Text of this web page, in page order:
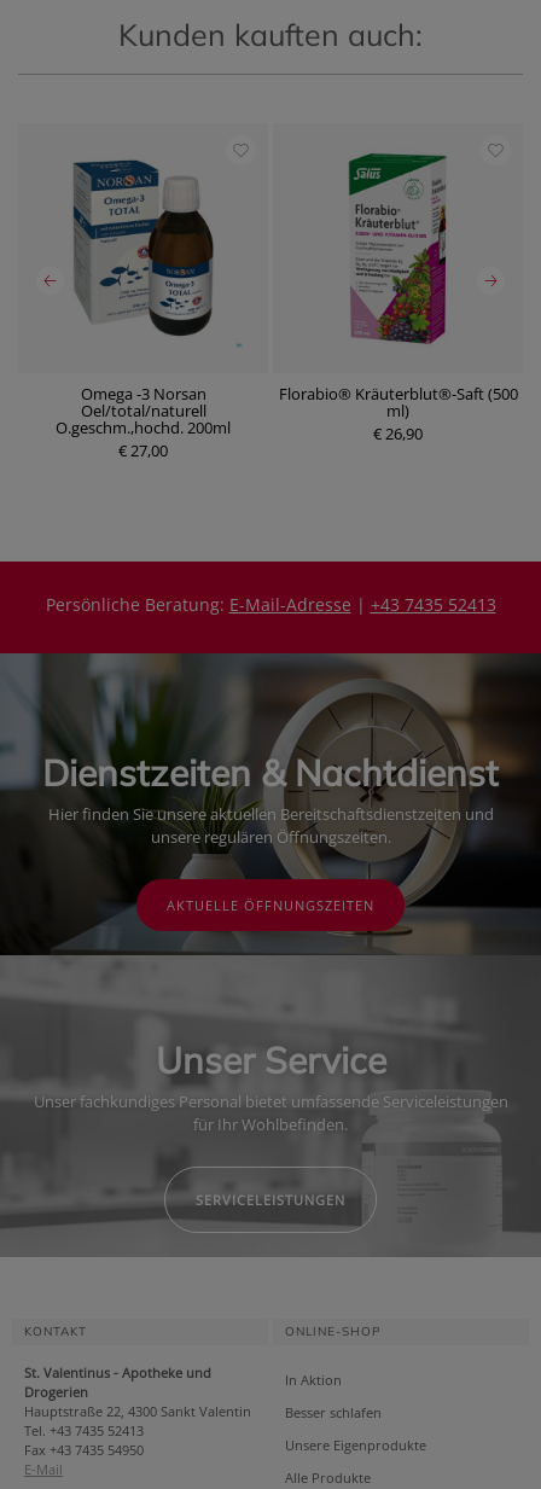
Kunden kauften auch:
Omega -3 Norsan
Oel/total/naturell
O.geschm.,hochd. 200ml
€ 27,00
Florabio® Kräuterblut®-Saft (500
ml)
€ 26,90
P
r
Persönliche Beratung: E-Mail-Adresse | +43 7435 52413
Dienstzeiten & Nachtdienst
Hier finden Sie unsere aktuellen Bereitschaftsdienstzeiten und
unsere regulären Öffnungszeiten.
AKTUELLE ÖFFNUNGSZEITEN
Unser Service
Unser fachkundiges Personal bietet umfassende Serviceleistungen
für Ihr Wohlbefinden.
SERVICELEISTUNGEN
KONTAKT
St. Valentinus - Apotheke und
Drogerien
Hauptstraße 22, 4300 Sankt Valentin
Tel. +43 7435 52413
Fax +43 7435 54950
E-Mail
ONLINE-SHOP
In Aktion
Besser schlafen
Unsere Eigenprodukte
Alle Produkte